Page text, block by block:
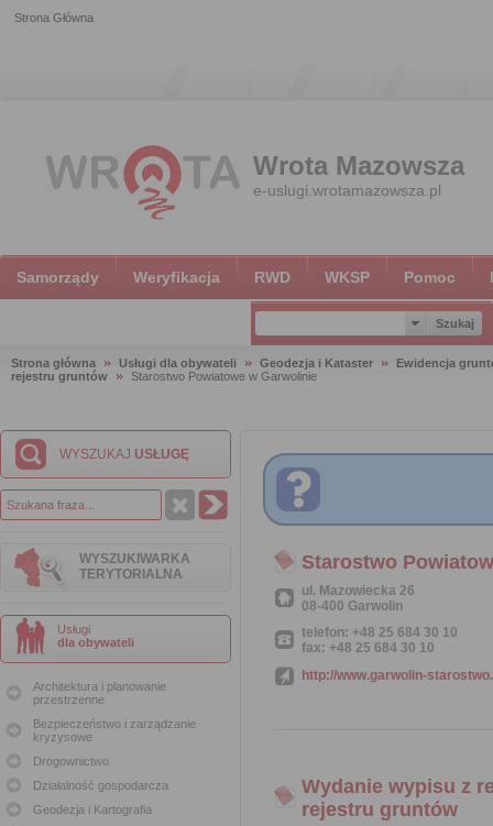
Strona Główna
Wrota Mazowsza
e-uslugi.wrotamazowsza.pl
Samorządy Weryfikacja RWD WKSP Pomoc
Strona główna Usługi dla obywateli Geodezja i Kataster
Ewidencja
rejestru gruntów
Starostwo Powiatowe w Garwolinie
WYSZUKAJ USŁUGĘ
WYSZUKIWARKA
TERYTORIALNA
Usługi
dla obywateli
Architektura i planowanie
przestrzenne
Bezpieczeństwo i zarządzanie
kryzysowe
Drogownictwo
Działalność gospodarcza
Geodezja i Kartografia
Starostwo
ul. Mazowiecka 26
08-400 Garwolin
telefon: +48 25 684 30 10
fax: +48 25 684 30 10
http://www.garwolin-
Wydanie wypisu z
rejestru gruntów